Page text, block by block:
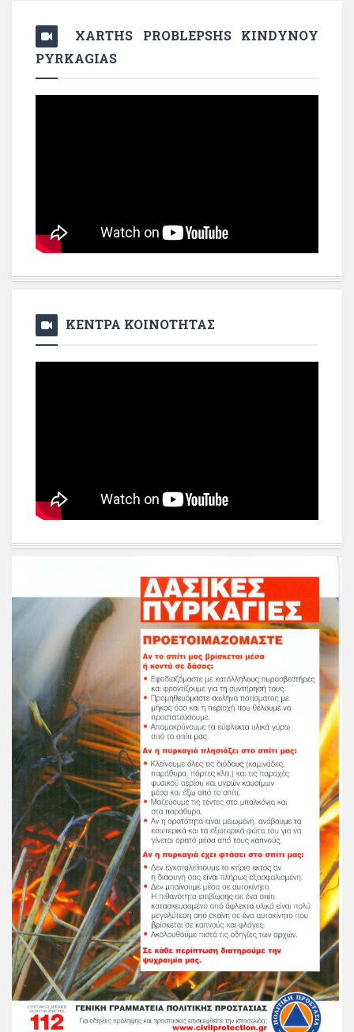
XARTHS PROBLEPSHS KINDYNOY
PYRKAGIAS
ΚΕΝΤΡΑ ΚΟΙΝΟΤΗΤΑΣ